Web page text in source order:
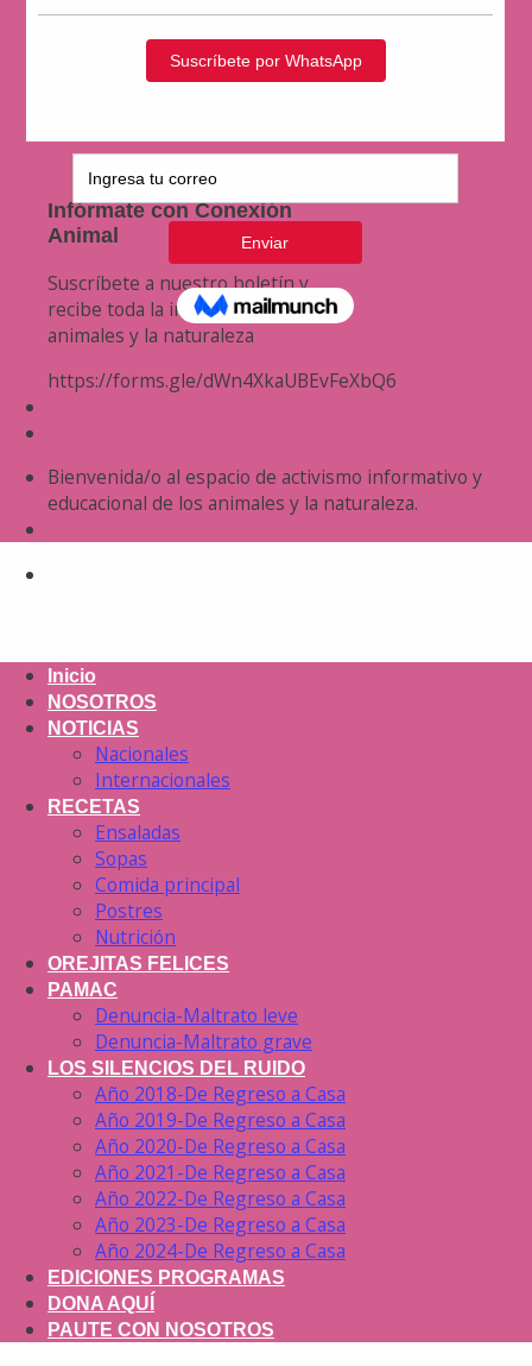
Infórmate con Conexión
Animal
Suscríbete a nuestro boletín y
recibe toda la información de los
animales y la naturaleza
https://forms.gle/dWn4XkaUBEvFeXbQ6
Bienvenida/o al espacio de activismo informativo y
educacional de los animales y la naturaleza.
Inicio
NOSOTROS
NOTICIAS
Nacionales
Internacionales
RECETAS
Ensaladas
Sopas
Comida principal
Postres
Nutrición
OREJITAS FELICES
PAMAC
Denuncia-Maltrato leve
Denuncia-Maltrato grave
LOS SILENCIOS DEL RUIDO
Año 2018-De Regreso a Casa
Año 2019-De Regreso a Casa
Año 2020-De Regreso a Casa
Año 2021-De Regreso a Casa
Año 2022-De Regreso a Casa
Año 2023-De Regreso a Casa
Año 2024-De Regreso a Casa
EDICIONES PROGRAMAS
DONA AQUÍ
PAUTE CON NOSOTROS